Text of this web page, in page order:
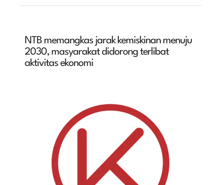
NTB memangkas jarak kemiskinan menuju
2030, masyarakat didorong terlibat
aktivitas ekonomi